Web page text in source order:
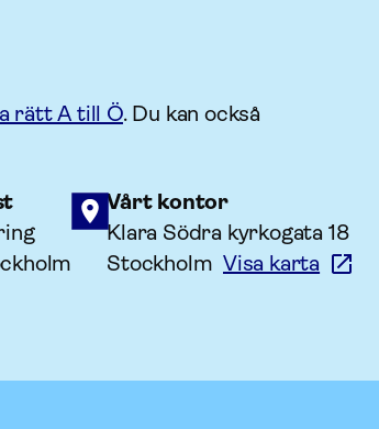
rätt A till Ö. Du kan också
Vårt kontor
Klara Södra kyrkogata 18
StockholmVisa karta